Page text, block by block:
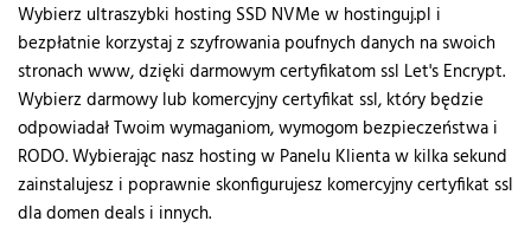
Wybierz ultraszybki hosting SSD NVMe w hostinguj.pl i
bezpłatnie korzystaj z szyfrowania poufnych danych na swoich
stronach www, dzięki darmowym certyfikatom ssl Let's Encrypt.
Wybierz darmowy lub komercyjny certyfikat ssl, który będzie
odpowiadał Twoim wymaganiom, wymogom bezpieczeństwa i
RODO. Wybierając nasz hosting w Panelu Klienta w kilka sekund
zainstalujesz i poprawnie skonfigurujesz komercyjny certyfikat ssl
dla domen deals i innych.